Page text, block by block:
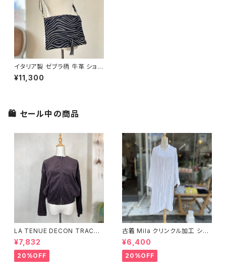
イタリア製 ゼブラ柄 牛革 ショル
ダーバッグ
¥11,300
🛍 セール中の商品
LA TENUE DECON TRACTE
E ブラウンジャケット
¥7,832
20%OFF
古着 Mila クリンクル加工 シャ
ツワンピース
¥6,400
20%OFF